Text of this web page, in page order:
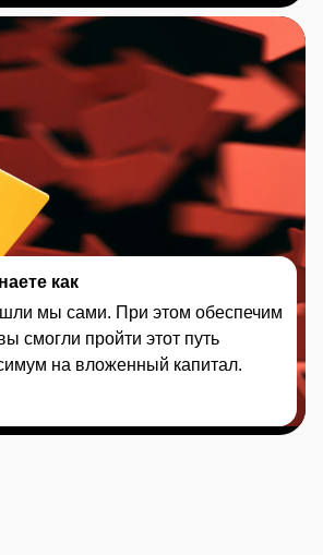
как
мы сами. При этом обеспечим
смогли пройти этот путь
на вложенный капитал.